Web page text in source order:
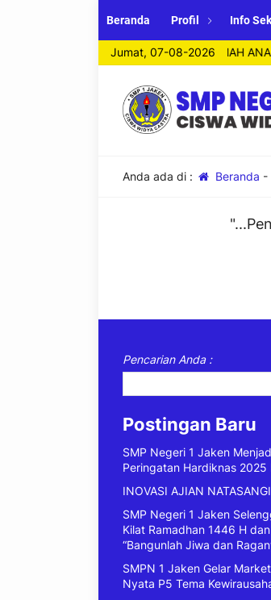
Beranda Profil Info
Jumat, 07-08-2026
NASIONAL | SEKOLAH RAMAH ANAK
Anda ada di : Beranda -
Pencarian Anda :
Postingan Baru
SMP Negeri 1 Jaken
Peringatan Hardiknas
INOVASI AJIAN
SMP Negeri 1 Jaken
Kilat Ramadhan 1446 H
“Bangunlah Jiwa dan
SMPN 1 Jaken Gelar
Nyata P5 Tema